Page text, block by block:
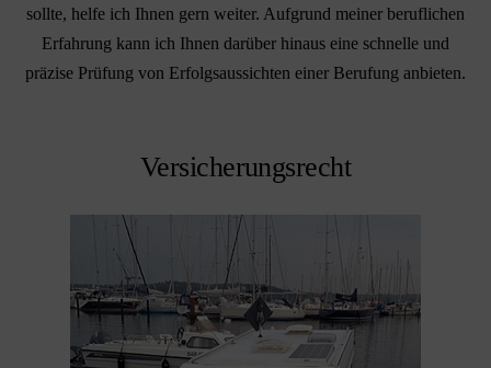
sollte, helfe ich Ihnen gern weiter. Aufgrund meiner beruflichen
Erfahrung kann ich Ihnen darüber hinaus eine schnelle und
präzise Prüfung von Erfolgsaussichten einer Berufung anbieten.
Versicherungsrecht